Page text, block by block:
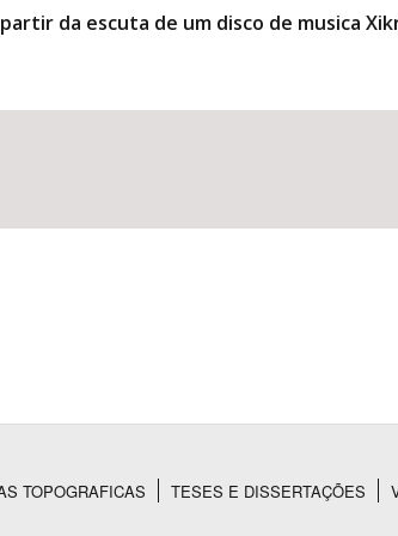
da escuta de um disco de musica
TOPOGRAFICAS TESES E DISSERTAÇÕES